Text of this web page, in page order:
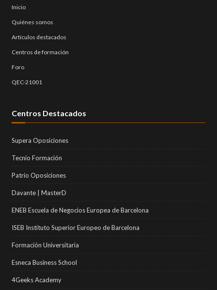
Inicio
Quiénes somos
Artículos destacados
Centros de formación
Foro
QEC-21001
Centros Destacados
Supera Oposiciones
Tecnio Formación
Patrio Oposiciones
Davante | MasterD
ENEB Escuela de Negocios Europea de Barcelona
ISEB Instituto Superior Europeo de Barcelona
Formación Universitaria
Esneca Business School
4Geeks Academy